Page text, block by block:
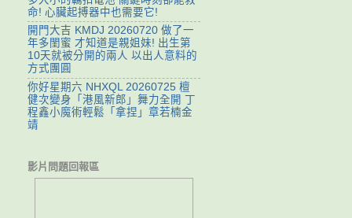
命! 心臟起搏器中也需要它!
開門大吉 KMDJ 20260720 做了一
年多閨蜜 才知道是親姐妹! 出生第
10天就被分開的兩人 以出人意料的
方式團圓
你好星期六 NHXQL 20260725 檀
健次變身「港風新郎」舞力全開 丁
程鑫小魔術輕鬆「拿捏」章若楠金
靖
影片問題回報區